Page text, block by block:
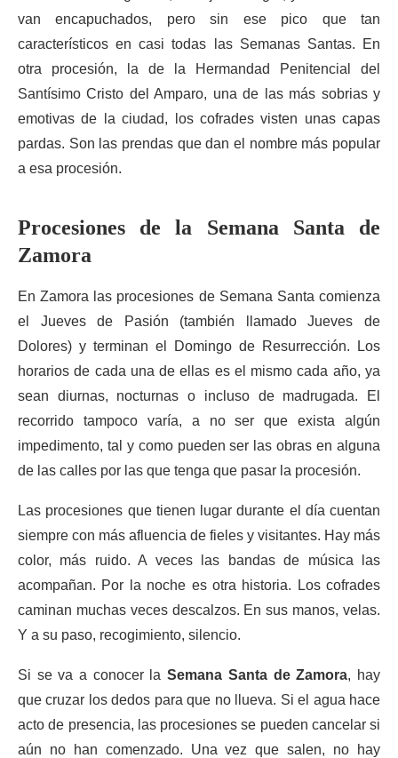
van encapuchados, pero sin ese pico que tan
característicos en casi todas las Semanas Santas. En
otra procesión, la de la Hermandad Penitencial del
Santísimo Cristo del Amparo, una de las más sobrias y
emotivas de la ciudad, los cofrades visten unas capas
pardas. Son las prendas que dan el nombre más popular
a esa procesión.
Procesiones de la Semana Santa de
Zamora
En Zamora las procesiones de Semana Santa comienza
el Jueves de Pasión (también llamado Jueves de
Dolores) y terminan el Domingo de Resurrección. Los
horarios de cada una de ellas es el mismo cada año, ya
sean diurnas, nocturnas o incluso de madrugada. El
recorrido tampoco varía, a no ser que exista algún
impedimento, tal y como pueden ser las obras en alguna
de las calles por las que tenga que pasar la procesión.
Las procesiones que tienen lugar durante el día cuentan
siempre con más afluencia de fieles y visitantes. Hay más
color, más ruido. A veces las bandas de música las
acompañan. Por la noche es otra historia. Los cofrades
caminan muchas veces descalzos. En sus manos, velas.
Y a su paso, recogimiento, silencio.
Si se va a conocer laSemana Santa de Zamora, hay
que cruzar los dedos para que no llueva. Si el agua hace
acto de presencia, las procesiones se pueden cancelar si
aún no han comenzado. Una vez que salen, no hay